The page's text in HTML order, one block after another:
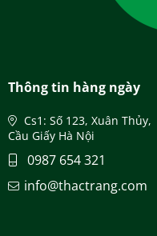
Thông tin hàng ngày
Cs1: Số 123, Xuân Thủy,
Cầu Giấy Hà Nội
0987 654 321
info@thactrang.com